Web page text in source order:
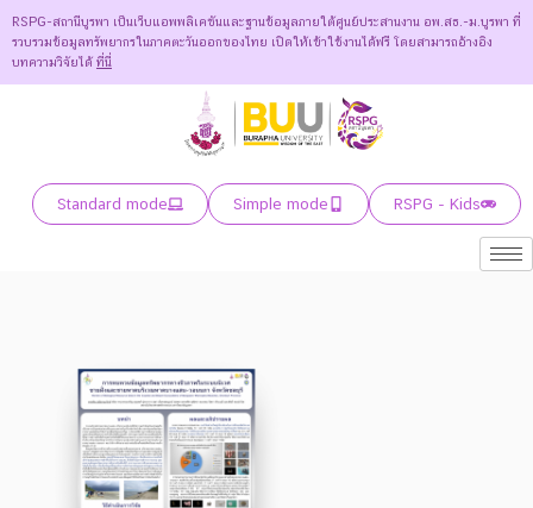
RSPG-สถานีบูรพา เป็นเว็บแอพพลิเคชันและฐานข้อมูลภายใต้ศูนย์ประสานงาน อพ.สธ.-ม.บูรพา ที่
รวบรวมข้อมูลทรัพยากรในภาคตะวันออกของไทย เปิดให้เข้าใช้งานได้ฟรี โดยสามารถอ้างอิง
บทความวิจัยได้ ที่นี่
Standard mode Simple mode RSPG - Kids